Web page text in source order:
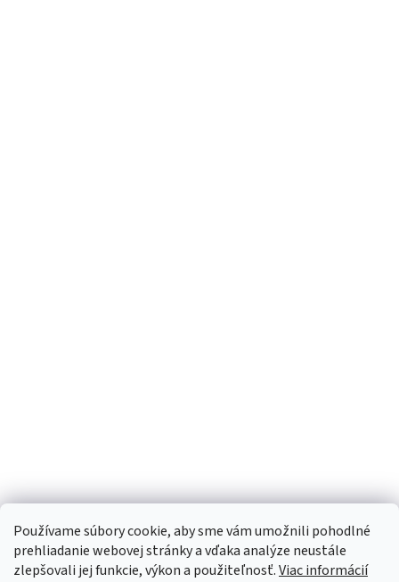
Používame súbory cookie, aby sme vám umožnili pohodlné
prehliadanie webovej stránky a vďaka analýze neustále
zlepšovali jej funkcie, výkon a použiteľnosť.Viac informácií